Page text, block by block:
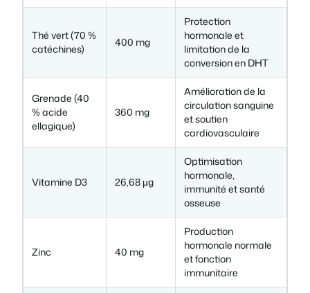
Thé vert (70 %
catéchines)
400 mg
Protection
hormonale et
limitation de la
conversion en DHT
Grenade (40
% acide
ellagique)
360 mg
Amélioration de la
circulation sanguine
et soutien
cardiovasculaire
Vitamine D3 26,68 µg
Optimisation
hormonale,
immunité et santé
osseuse
Zinc 40 mg
Production
hormonale normale
et fonction
immunitaire